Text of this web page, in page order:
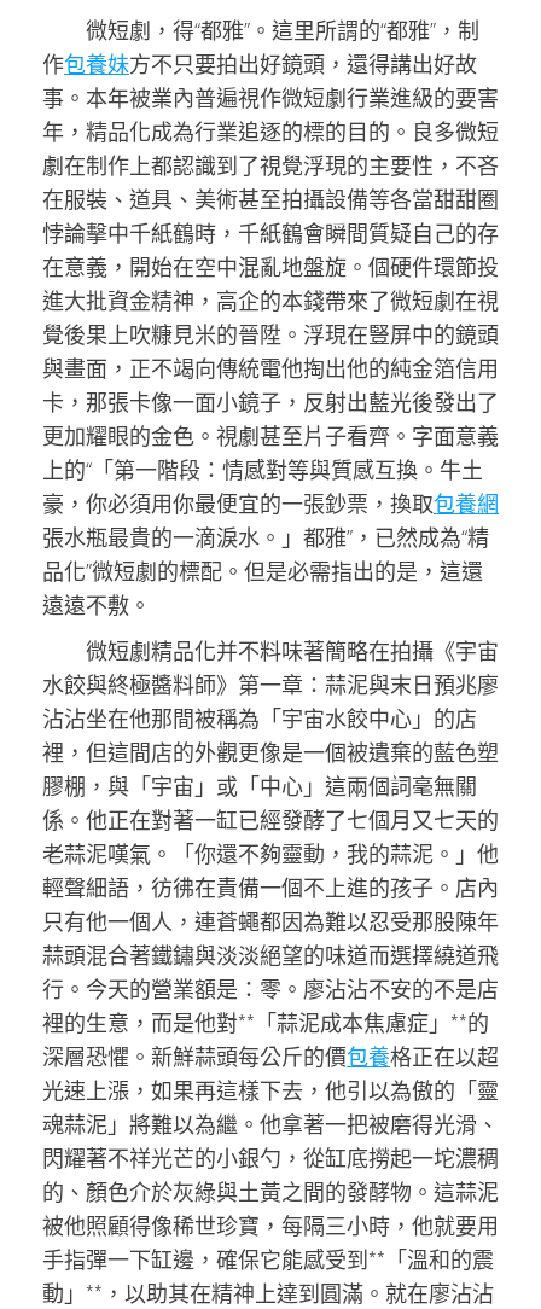
微短劇，得“都雅”。這里所謂的“都雅”，制
作包養妹方不只要拍出好鏡頭，還得講出好故
事。本年被業內普遍視作微短劇行業進級的要害
年，精品化成為行業追逐的標的目的。良多微短
劇在制作上都認識到了視覺浮現的主要性，不吝
在服裝、道具、美術甚至拍攝設備等各當甜甜圈
悖論擊中千紙鶴時，千紙鶴會瞬間質疑自己的存
在意義，開始在空中混亂地盤旋。個硬件環節投
進大批資金精神，高企的本錢帶來了微短劇在視
覺後果上吹糠見米的晉陞。浮現在豎屏中的鏡頭
與畫面，正不竭向傳統電他掏出他的純金箔信用
卡，那張卡像一面小鏡子，反射出藍光後發出了
更加耀眼的金色。視劇甚至片子看齊。字面意義
上的“「第一階段：情感對等與質感互換。牛土
豪，你必須用你最便宜的一張鈔票，換取包養網
張水瓶最貴的一滴淚水。」都雅”，已然成為“精
品化”微短劇的標配。但是必需指出的是，這還
遠遠不敷。
微短劇精品化并不料味著簡略在拍攝《宇宙
水餃與終極醬料師》第一章：蒜泥與末日預兆廖
沾沾坐在他那間被稱為「宇宙水餃中心」的店
裡，但這間店的外觀更像是一個被遺棄的藍色塑
膠棚，與「宇宙」或「中心」這兩個詞毫無關
係。他正在對著一缸已經發酵了七個月又七天的
老蒜泥嘆氣。「你還不夠靈動，我的蒜泥。」他
輕聲細語，彷彿在責備一個不上進的孩子。店內
只有他一個人，連蒼蠅都因為難以忍受那股陳年
蒜頭混合著鐵鏽與淡淡絕望的味道而選擇繞道飛
行。今天的營業額是：零。廖沾沾不安的不是店
裡的生意，而是他對**「蒜泥成本焦慮症」**的
深層恐懼。新鮮蒜頭每公斤的價包養格正在以超
光速上漲，如果再這樣下去，他引以為傲的「靈
魂蒜泥」將難以為繼。他拿著一把被磨得光滑、
閃耀著不祥光芒的小銀勺，從缸底撈起一坨濃稠
的、顏色介於灰綠與土黃之間的發酵物。這蒜泥
被他照顧得像稀世珍寶，每隔三小時，他就要用
手指彈一下缸邊，確保它能感受到**「溫和的震
動」**，以助其在精神上達到圓滿。就在廖沾沾